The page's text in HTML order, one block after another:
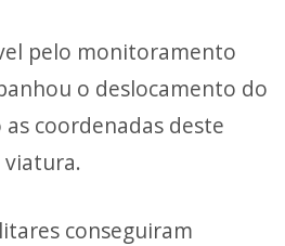
pelo monitoramento
o deslocamento do
coordenadas deste
viatura.
conseguiram